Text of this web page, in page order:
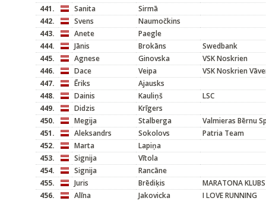
441.
Sanita
Sirmā
442.
Svens
Naumočkins
443.
Anete
Paegle
444.
Jānis Brokāns
Swedbank
445.
Agnese Ginovska
VSK Noskrien
446.
Dace Veipa
VSK Noskrien
447.
Ēriks
Ajausks
448.
Dainis Kauliņš
LSC
449.
Didzis
Krīgers
450.
Megija Stalberga
Valmieras Bērnu
451.
Aleksandrs Sokolovs
Patria Team
452.
Marta
Lapiņa
453.
Signija
Vītola
454.
Signija
Rancāne
455.
Juris Brēdiķis
MARATONA KLUBS
456.
Alīna Jakovicka
I LOVE RUNNING